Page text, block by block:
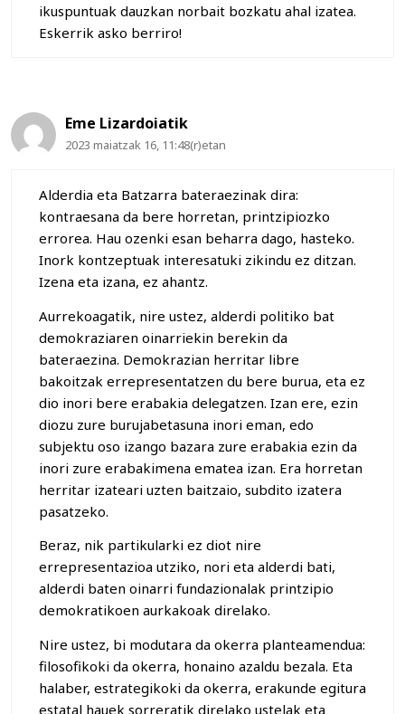
ikuspuntuak dauzkan norbait bozkatu ahal izatea.
Eskerrik asko berriro!
Eme Lizardoiatik
2023 maiatzak 16, 11:48(r)etan
Alderdia eta Batzarra bateraezinak dira:
kontraesana da bere horretan, printzipiozko
errorea. Hau ozenki esan beharra dago, hasteko.
Inork kontzeptuak interesatuki zikindu ez ditzan.
Izena eta izana, ez ahantz.
Aurrekoagatik, nire ustez, alderdi politiko bat
demokraziaren oinarriekin berekin da
bateraezina. Demokrazian herritar libre
bakoitzak errepresentatzen du bere burua, eta ez
dio inori bere erabakia delegatzen. Izan ere, ezin
diozu zure burujabetasuna inori eman, edo
subjektu oso izango bazara zure erabakia ezin da
inori zure erabakimena ematea izan. Era horretan
herritar izateari uzten baitzaio, subdito izatera
pasatzeko.
Beraz, nik partikularki ez diot nire
errepresentazioa utziko, nori eta alderdi bati,
alderdi baten oinarri fundazionalak printzipio
demokratikoen aurkakoak direlako.
Nire ustez, bi modutara da okerra planteamendua:
filosofikoki da okerra, honaino azaldu bezala. Eta
halaber, estrategikoki da okerra, erakunde egitura
estatal hauek sorreratik direlako ustelak eta